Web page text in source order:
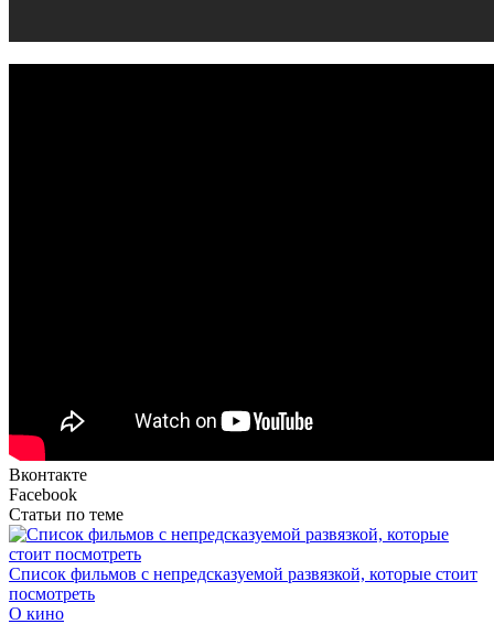
Вконтакте
Facebook
Статьи по теме
Список фильмов с непредсказуемой развязкой, которые стоит
посмотреть
О кино